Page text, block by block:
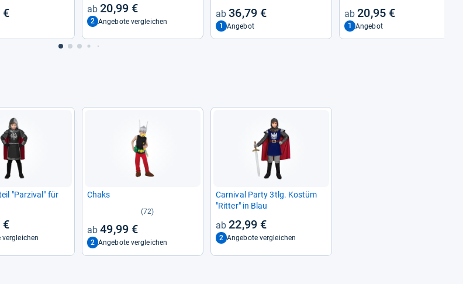
€ 20,99 €
2 Angebote vergleichen
36,79 €
1 Angebot
20,95 €
1 Angebot
"Par­zi­val" für
€
vergleichen
Chaks
(72)
49,99 €
2 Angebote vergleichen
Car­ni­val Party 3tlg. Kostüm
"Rit­ter" in Blau
22,99 €
2 Angebote vergleichen